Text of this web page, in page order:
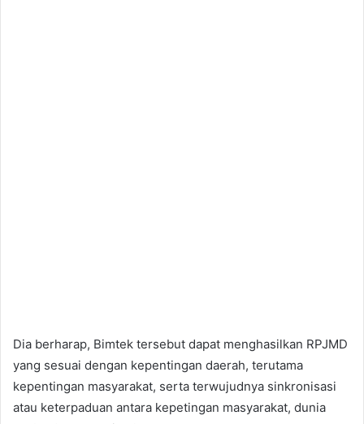
Dia berharap, Bimtek tersebut dapat menghasilkan RPJMD
yang sesuai dengan kepentingan daerah, terutama
kepentingan masyarakat, serta terwujudnya sinkronisasi
atau keterpaduan antara kepetingan masyarakat, dunia